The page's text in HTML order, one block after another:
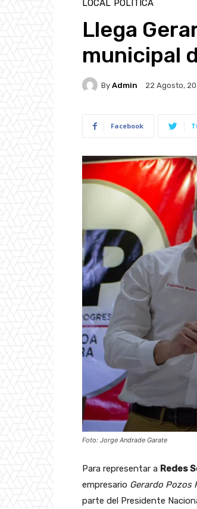
LOCAL POLÍTICA
Llega
municipal
By Admin 22 Agosto,
Facebook
Foto: Jorge Andrade Garate
Para representar a Redes
empresario Gerardo Pozos
parte del Presidente